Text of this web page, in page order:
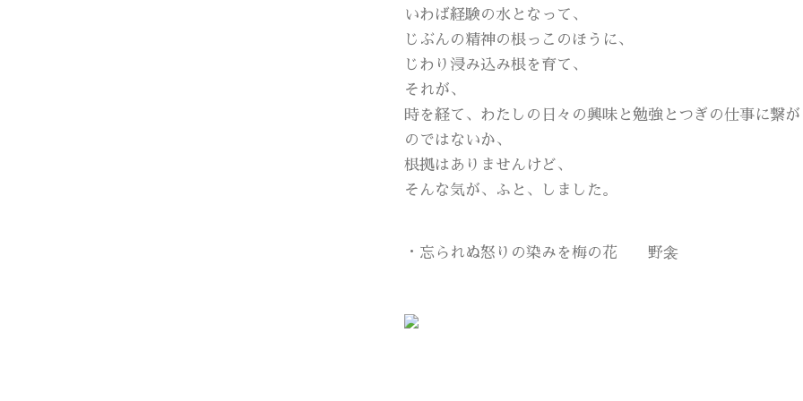
いわば経験の水となって、
じぶんの精神の根っこのほうに、
じわり浸み込み根を育て、
それが、
時を経て、わたしの日々の興味と勉強とつぎの仕事に繋
のではないか、
根拠はありませんけど、
そんな気が、ふと、しました。
・忘られぬ怒りの染みを梅の花 野衾